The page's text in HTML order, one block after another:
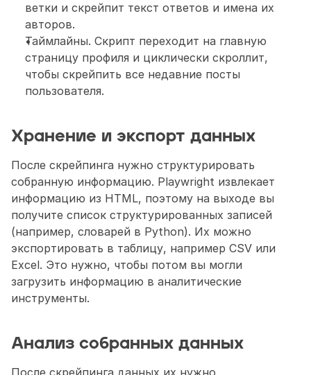
ветки и скрейпит текст ответов и имена их
авторов.
Таймлайны. Скрипт переходит на главную
страницу профиля и циклически скроллит,
чтобы скрейпить все недавние посты
пользователя.
Хранение и экспорт данных
После скрейпинга нужно структурировать
собранную информацию. Playwright извлекает
информацию из HTML, поэтому на выходе вы
получите список структурированных записей
(например, словарей в Python). Их можно
экспортировать в таблицу, например CSV или
Excel. Это нужно, чтобы потом вы могли
загрузить информацию в аналитические
инструменты.
Анализ собранных данных
После скрейпинга данных их нужно